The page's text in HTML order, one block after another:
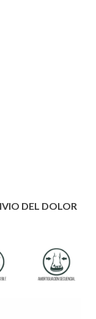
DEL DOLOR